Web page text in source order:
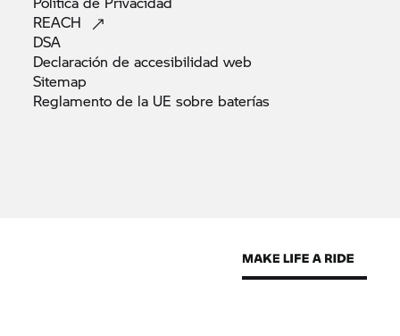
REACH
DSA
Declaración de accesibilidadweb
Sitemap
Reglamento de la UE sobre baterías